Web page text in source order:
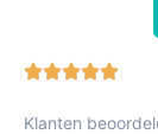
Klanten